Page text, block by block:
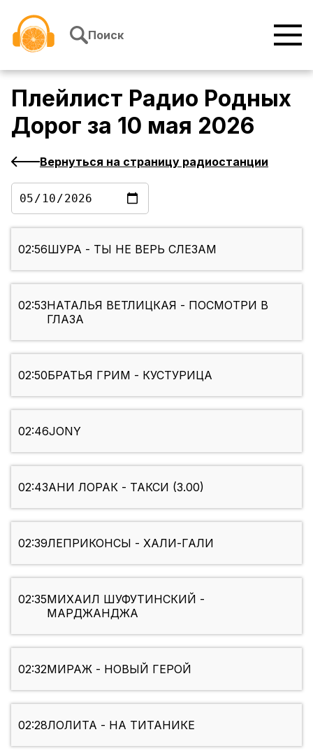
Поиск
Плейлист Радио Родных
Дорог за 10 мая 2026
Вернуться на страницу радиостанции
02:56ШУРА - ТЫ НЕ ВЕРЬ СЛЕЗАМ
02:53НАТАЛЬЯ ВЕТЛИЦКАЯ - ПОСМОТРИ В
ГЛАЗА
02:50БРАТЬЯ ГРИМ - КУСТУРИЦА
02:46JONY
02:43АНИ ЛОРАК - ТАКСИ (3.00)
02:39ЛЕПРИКОНСЫ - ХАЛИ-ГАЛИ
02:35МИХАИЛ ШУФУТИНСКИЙ -
МАРДЖАНДЖА
02:32МИРАЖ - НОВЫЙ ГЕРОЙ
02:28ЛОЛИТА - НА ТИТАНИКЕ